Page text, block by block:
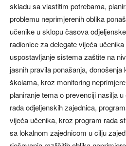
skladu sa vlastitim potrebama,
problemu neprimjerenih oblika
učenike u sklopu časova
radionice za delegate vijeća
uspostavljanje sistema zaštite na
jasnih pravila ponašanja, donošenja
školama, kroz monitoring
planiranje tema o prevenciji nasilja
rada odjeljenskih zajednica,
vijeća učenika, kroz program rada
sa lokalnom zajednicom u cilju